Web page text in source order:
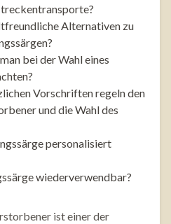
Alternativen zu
bei der Wahl eines
Vorschriften regeln den
und die Wahl des
personalisiert
wiederverwendbar?
ist einer der